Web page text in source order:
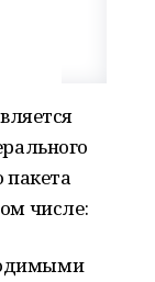
пакета
числе: